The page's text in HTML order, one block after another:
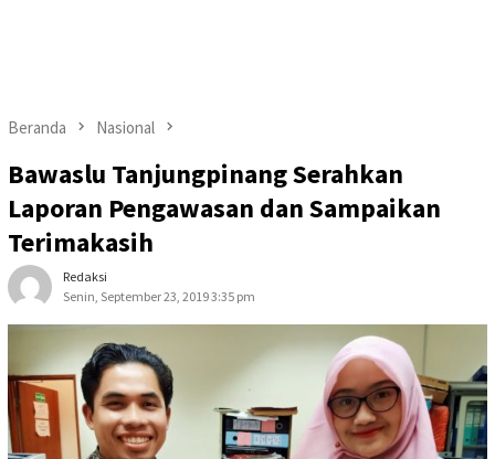
Beranda Nasional
Bawaslu Tanjungpinang Serahkan
Laporan Pengawasan dan Sampaikan
Terimakasih
Redaksi
Senin, September 23, 2019 3:35 pm